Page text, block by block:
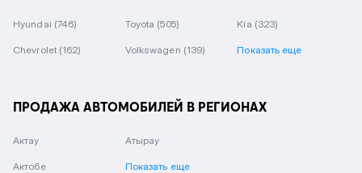
Hyundai (746) Toyota (505) Kia (323)
Chevrolet (162) Volkswagen (139) Показать еще
ПРОДАЖА АВТОМОБИЛЕЙ В РЕГИОНАХ
Актау
Актобе
Атырау
Показать еще